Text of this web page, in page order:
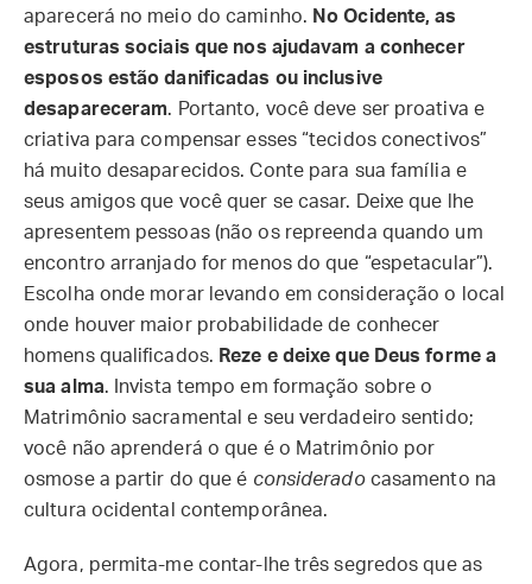
aparecerá no meio do caminho. No Ocidente, as
estruturas sociais que nos ajudavam a conhecer
esposos estão danificadas ou inclusive
desapareceram. Portanto, você deve ser proativa e
criativa para compensar esses “tecidos conectivos”
há muito desaparecidos. Conte para sua família e
seus amigos que você quer se casar. Deixe que lhe
apresentem pessoas (não os repreenda quando um
encontro arranjado for menos do que “espetacular”).
Escolha onde morar levando em consideração o local
onde houver maior probabilidade de conhecer
homens qualificados. Reze e deixe que Deus forme a
sua alma. Invista tempo em formação sobre o
Matrimônio sacramental e seu verdadeiro sentido;
você não aprenderá o que é o Matrimônio por
osmose a partir do que é consideradocasamento na
cultura ocidental contemporânea.
Agora, permita-me contar-lhe três segredos que as